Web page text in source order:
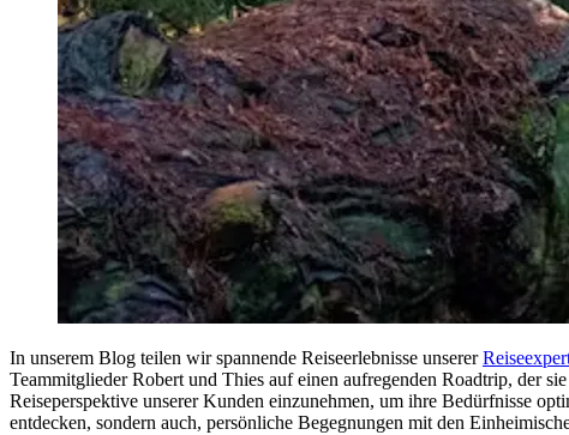
In unserem Blog teilen wir spannende Reiseerlebnisse unserer
Teammitglieder Robert und Thies auf einen aufregenden Roadtrip, der
Reiseperspektive unserer Kunden einzunehmen, um ihre Bedürfnisse
entdecken, sondern auch, persönliche Begegnungen mit den